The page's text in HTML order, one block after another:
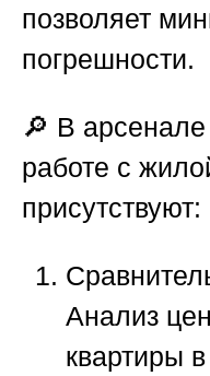
позволяет
погрешности.
🔎 В арсенале
работе с
присутствуют:
Анализ
квартиры